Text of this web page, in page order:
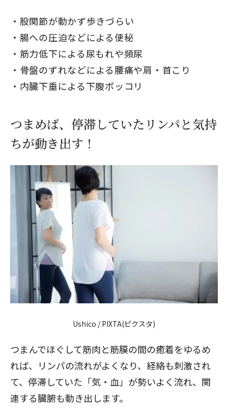
股関節が動かず歩きづらい
腸への圧迫などによる便秘
筋力低下による尿もれや頻尿
骨盤のずれなどによる腰痛や肩・首こり
内臓下垂による下腹ポッコリ
つまめば、停滞していたリンパと気持
ちが動き出す！
Ushico / PIXTA(ピクスタ)
つまんでほぐして筋肉と筋膜の間の癒着をゆるめ
れば、リンパの流れがよくなり、経絡も刺激され
て、停滞していた「気・血」が勢いよく流れ、関
連する臓腑も動き出します。